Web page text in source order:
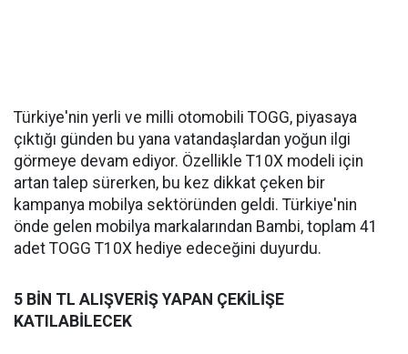
Türkiye'nin yerli ve milli otomobili TOGG, piyasaya
çıktığı günden bu yana vatandaşlardan yoğun ilgi
görmeye devam ediyor. Özellikle T10X modeli için
artan talep sürerken, bu kez dikkat çeken bir
kampanya mobilya sektöründen geldi. Türkiye'nin
önde gelen mobilya markalarından Bambi, toplam 41
adet TOGG T10X hediye edeceğini duyurdu.
5 BİN TL ALIŞVERİŞ YAPAN ÇEKİLİŞE
KATILABİLECEK